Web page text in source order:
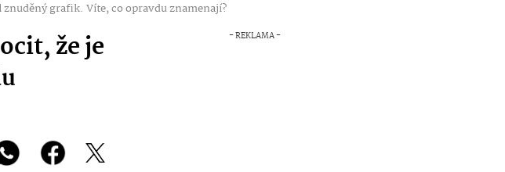
grafik. Víte, co opravdu znamenají?
že je